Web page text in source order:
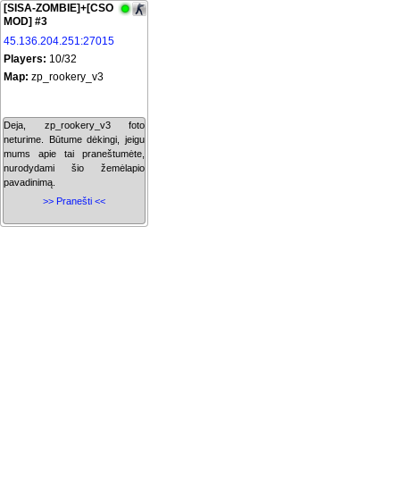
[SISA-ZOMBIE]+[CSO
MOD] #3
45.136.204.251:27015
Players: 10/32
Map: zp_rookery_v3
Deja, zp_rookery_v3 foto
neturime. Būtume dėkingi, jeigu
mums apie tai praneštumėte,
nurodydami šio žemėlapio
pavadinimą.
>> Pranešti <<